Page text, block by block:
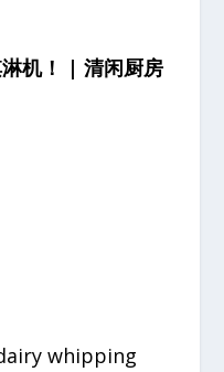
机！ | 清闲厨房
whipping